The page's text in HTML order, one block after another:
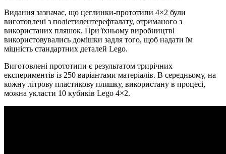
Видання зазначає, що цеглинки-прототипи 4×2 були
виготовлені з поліетилентерефталату, отриманого з
використаних пляшок. При їхньому виробництві
використовувались домішки задля того, щоб надати їм
міцність стандартних деталей Lego.
Виготовлені прототипи є результатом трирічних
експериментів із 250 варіантами матеріалів. В середньому, на
кожну літрову пластикову пляшку, використану в процесі,
можна укласти 10 кубиків Lego 4×2.